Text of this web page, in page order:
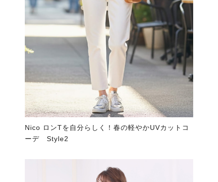
Nico ロンTを自分らしく！春の軽やかUVカットコ
ーデ Style2